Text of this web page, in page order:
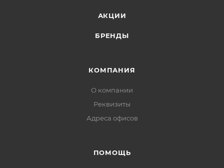
Кратность упаковки, м, м: 200
АКЦИИ
БРЕНДЫ
КОМПАНИЯ
О компании
Реквизиты
Адреса офисов
ПОМОЩЬ